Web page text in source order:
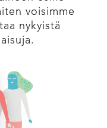
voisimme
nykyistä